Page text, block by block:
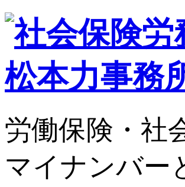
労働保険・社
マイナンバー